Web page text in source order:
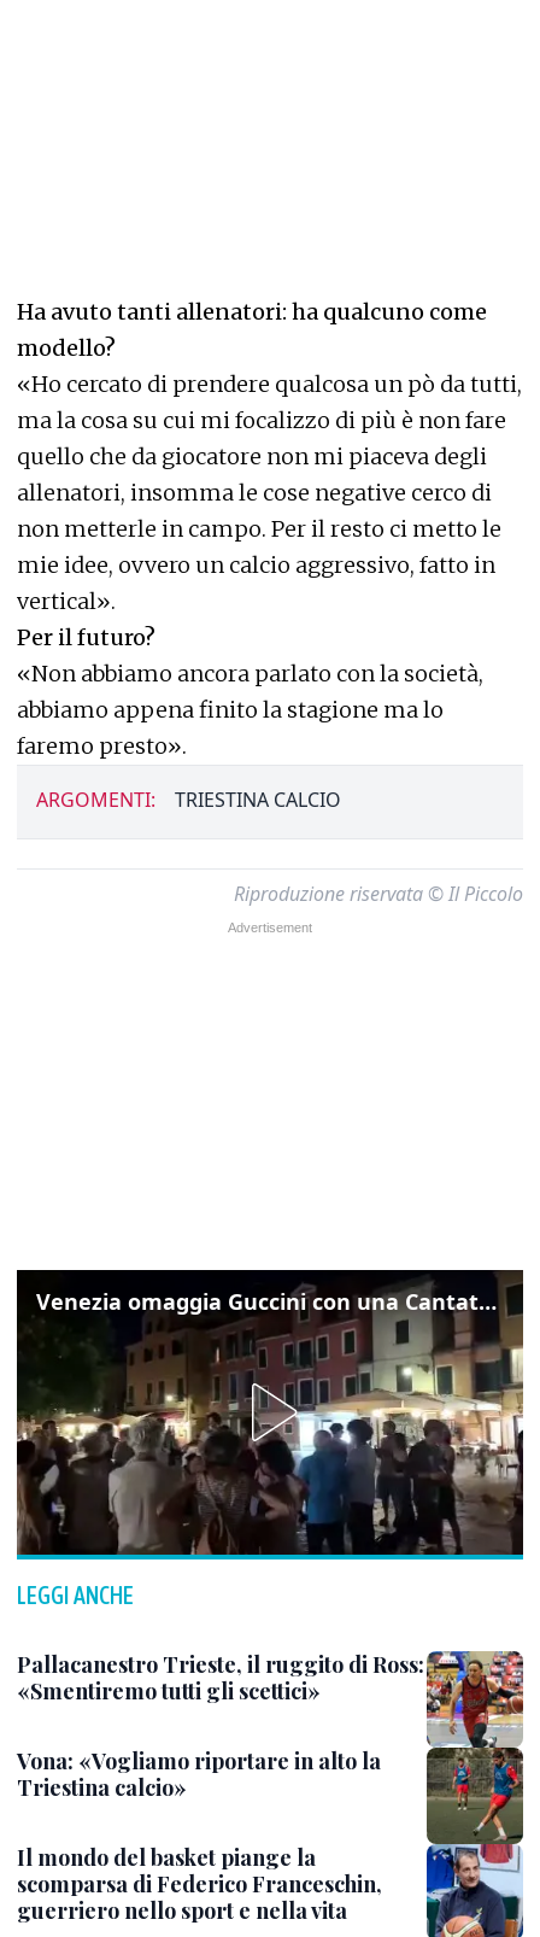
Ha avuto tanti allenatori: ha qualcuno come
modello?
«Ho cercato di prendere qualcosa un pò da tutti,
ma la cosa su cui mi focalizzo di più è non fare
quello che da giocatore non mi piaceva degli
allenatori, insomma le cose negative cerco di
non metterle in campo. Per il resto ci metto le
mie idee, ovvero un calcio aggressivo, fatto in
vertical».
Per il futuro?
«Non abbiamo ancora parlato con la società,
abbiamo appena finito la stagione ma lo
faremo presto».
ARGOMENTI: TRIESTINA CALCIO
Riproduzione riservata © Il Piccolo
Venezia omaggia Guccini con una Cantata Anarchica in campo Santa Margherita
LEGGI ANCHE
Pallacanestro Trieste, il ruggito di Ross:
«Smentiremo tutti gli scettici»
Vona: «Vogliamo riportare in alto la
Triestina calcio»
Il mondo del basket piange la
scomparsa di Federico Franceschin,
guerriero nello sport e nella vita